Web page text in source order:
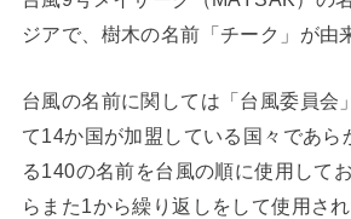
ジアで、樹木の名前「チーク」が由
台風の名前に関しては「台風委員会
て14か国が加盟している国々であら
る140の名前を台風の順に使用して
らまた1から繰り返しをして使用さ